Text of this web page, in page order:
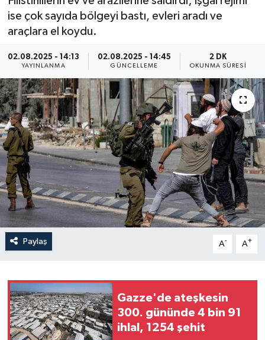
ise çok sayıda bölgeyi bastı, evleri aradı ve
araçlara el koydu.
02.08.2025 - 14:13
YAYINLANMA
02.08.2025 - 14:45
GÜNCELLEME
2 DK
OKUNMA SÜRESI
Paylaş A- A+
Gazze'de ateşkesin
300. gününde 4 bin 91
ihlal, 1254 şehit
Si̇yaset
Spor
Yaşam
Anali̇z
Bi̇li̇m & Teknoloji̇
Dünya
Eği̇ti̇m
Haber Arşivi